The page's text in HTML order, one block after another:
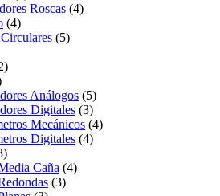
Roscas (4)
(4)
(5)
Análogos (5)
Digitales (3)
Mecánicos (4)
Digitales (4)
Caña (4)
(3)